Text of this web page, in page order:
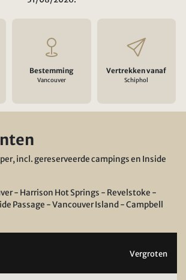
Bestemming
Vancouver
Vertrekken vanaf
Schiphol
incl. gereserveerde campings en Inside
- Harrison Hot Springs - Revelstoke -
Passage - Vancouver Island - Campbell
Vergroten